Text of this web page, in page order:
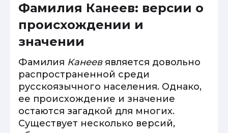
Фамилия Канеев: версии о
происхождении и
значении
Фамилия Канеевявляется довольно
распространенной среди
русскоязычного населения. Однако,
ее происхождение и значение
остаются загадкой для многих.
Существует несколько версий,